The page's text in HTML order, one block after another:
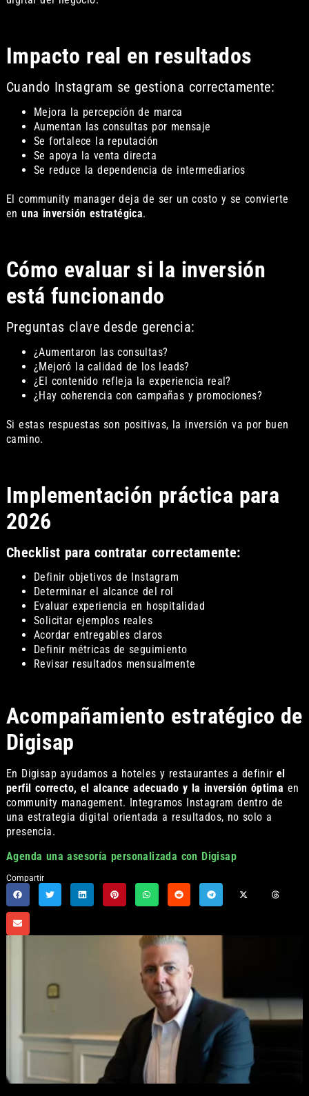
Impacto real en resultados
Cuando Instagram se gestiona correctamente:
Mejora la percepción de marca
Aumentan las consultas por mensaje
Se fortalece la reputación
Se apoya la venta directa
Se reduce la dependencia de intermediarios
El community manager deja de ser un costo y se convierte
enuna inversión estratégica.
Cómo evaluar si la inversión
está funcionando
Preguntas clave desde gerencia:
¿Aumentaron las consultas?
¿Mejoró la calidad de los leads?
¿El contenido refleja la experiencia real?
¿Hay coherencia con campañas y promociones?
Si estas respuestas son positivas, la inversión va por buen
camino.
Implementación práctica para
2026
Checklist para contratar correctamente:
Definir objetivos de Instagram
Determinar el alcance del rol
Evaluar experiencia en hospitalidad
Solicitar ejemplos reales
Acordar entregables claros
Definir métricas de seguimiento
Revisar resultados mensualmente
Acompañamiento estratégico de
Digisap
En Digisap ayudamos a hoteles y restaurantes a definir el
perfil correcto, el alcance adecuado y la inversión óptima en
community management. Integramos Instagram dentro de
una estrategia digital orientada a resultados, no solo a
presencia.
Agenda una asesoría personalizada con Digisap
Compartir